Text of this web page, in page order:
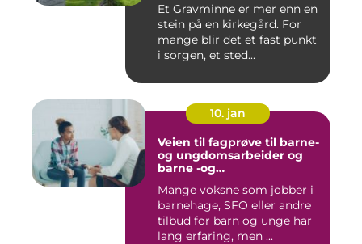
Et Gravminne er mer enn en
stein på en kirkegård. For
mange blir det et fast punkt
i sorgen, et sted...
10. jan
Veien til fagprøve til barne-
og ungdomsarbeider og
barne -og
Mange voksne som jobber i
barnehage, SFO eller andre
tilbud for barn og unge har
lang erfaring, men ...